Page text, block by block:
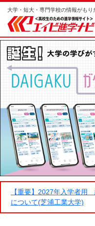
大学・短大・専門学校の情報がもり
【重要】2027年入学者用
について(芝浦工業大学)